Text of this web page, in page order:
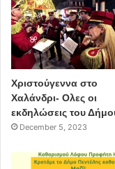
Διανομή
Λίλα Βλαχοπούλου
(άνδρας), Στέφανος
Σωτηρούδης (Φωνή
Μαίρη Ανδρέου:
Χριστούγεννα στο
Χαλάνδρι- Ολες οι
εκδηλώσεις του
December 5, 2023